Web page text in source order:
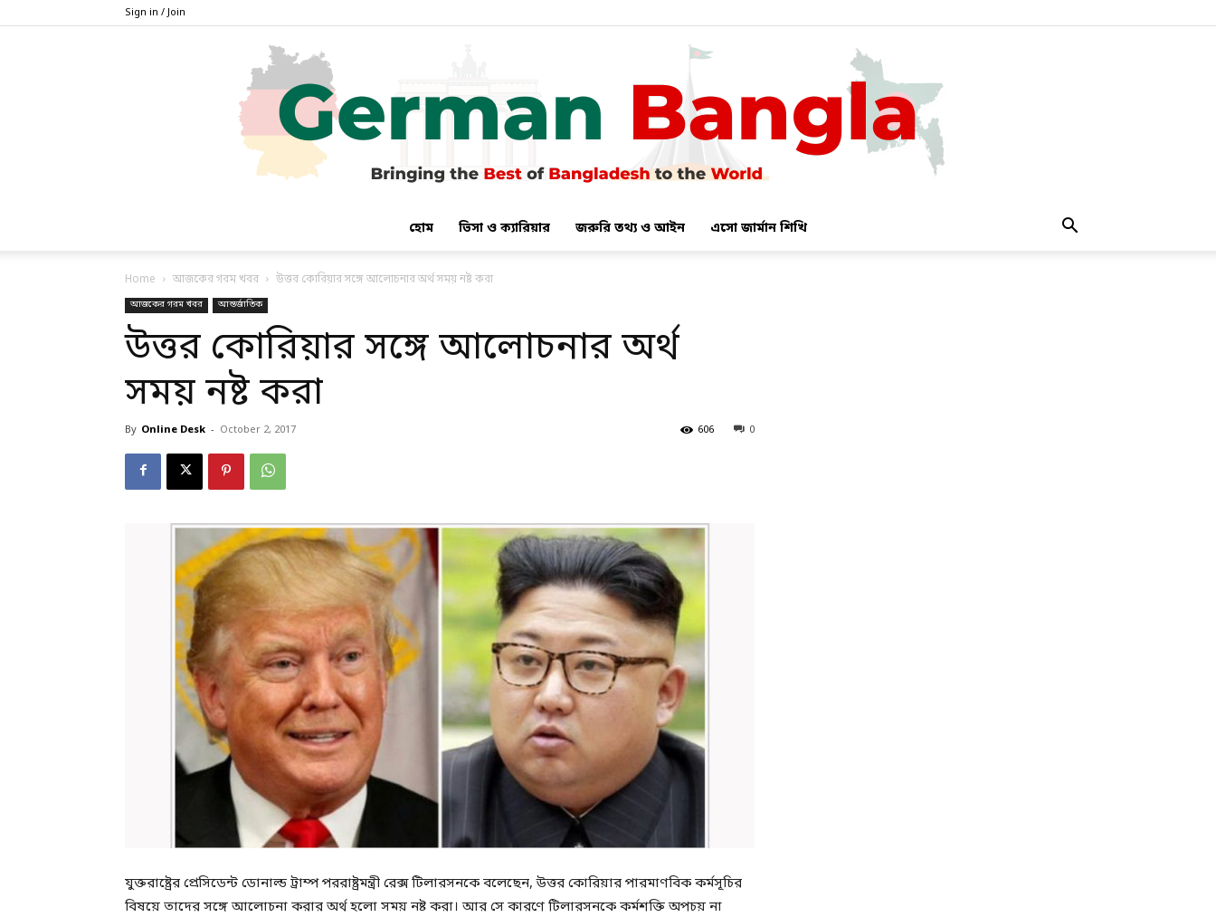
Sign in / Join
হোম ভিসা ও ক্যারিয়ার জরুরি তথ্য ও আইন এসো জার্মান শিখি
Home আজকের গরম খবর উত্তর কোরিয়ার সঙ্গে আলোচনার অর্থ সময় নষ্ট করা
আজকের গরম খবর আন্তর্জাতিক
উত্তর কোরিয়ার সঙ্গে আলোচনার অর্থ
সময় নষ্ট করা
By Online Desk - October 2, 2017 0
606
যুক্তরাষ্ট্রের প্রেসিডেন্ট ডোনাল্ড ট্রাম্প পররাষ্ট্রমন্ত্রী রেক্স টিলারসনকে বলেছেন, উত্তর কোরিয়ার পারমাণবিক কর্মসূচির
বিষয়ে তাদের সঙ্গে আলোচনা করার অর্থ হলো সময় নষ্ট করা। আর সে কারণে টিলারসনকে কর্মশক্তি অপচয় না